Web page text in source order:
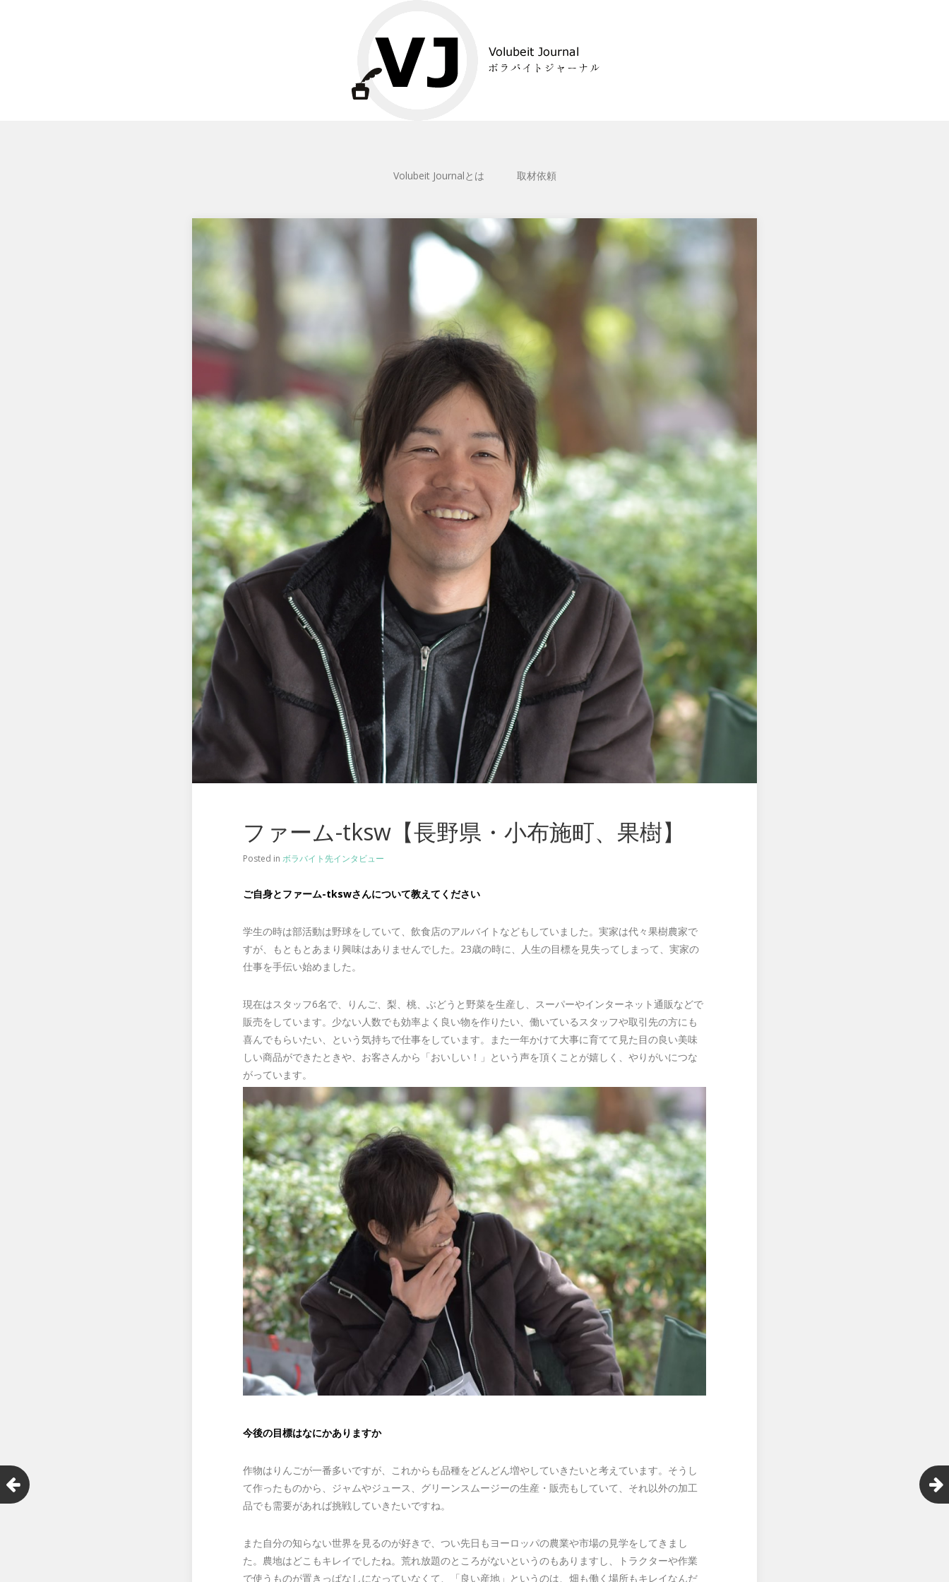
Volubeit Journalとは 取材依頼
ファーム-tksw【長野県・小布施町、果樹】
Posted in ボラバイト先インタビュー
ご自身とファーム-tkswさんについて教えてください
学生の時は部活動は野球をしていて、飲食店のアルバイトなどもしていました。実家は代々果樹農家で
すが、もともとあまり興味はありませんでした。23歳の時に、人生の目標を見失ってしまって、実家の
仕事を手伝い始めました。
現在はスタッフ6名で、りんご、梨、桃、ぶどうと野菜を生産し、スーパーやインターネット通販などで
販売をしています。少ない人数でも効率よく良い物を作りたい、働いているスタッフや取引先の方にも
喜んでもらいたい、という気持ちで仕事をしています。また一年かけて大事に育てて見た目の良い美味
しい商品ができたときや、お客さんから「おいしい！」という声を頂くことが嬉しく、やりがいにつな
がっています。
今後の目標はなにかありますか
作物はりんごが一番多いですが、これからも品種をどんどん増やしていきたいと考えています。そうし
て作ったものから、ジャムやジュース、グリーンスムージーの生産・販売もしていて、それ以外の加工
品でも需要があれば挑戦していきたいですね。
また自分の知らない世界を見るのが好きで、つい先日もヨーロッパの農業や市場の見学をしてきまし
た。農地はどこもキレイでしたね。荒れ放題のところがないというのもありますし、トラクターや作業
で使うものが置きっぱなしになっていなくて、「良い産地」というのは、畑も働く場所もキレイなんだ